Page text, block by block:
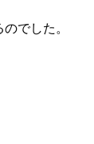
でした。